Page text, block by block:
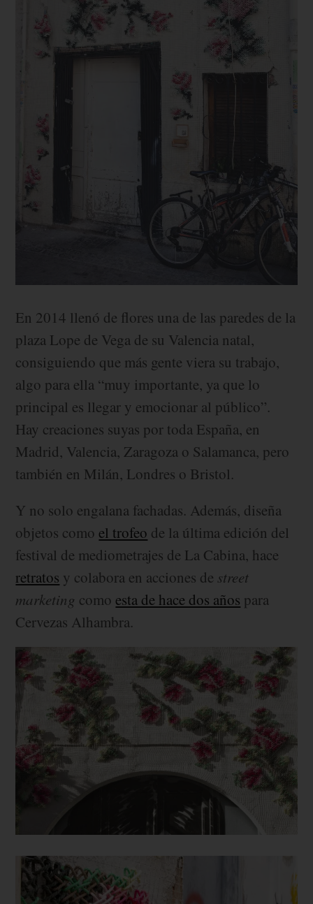
En 2014 llenó de flores una de las paredes de la
plaza Lope de Vega de su Valencia natal,
consiguiendo que más gente viera su trabajo,
algo para ella “muy importante, ya que lo
principal es llegar y emocionar al público”.
Hay creaciones suyas por toda España, en
Madrid, Valencia, Zaragoza o Salamanca, pero
también en Milán, Londres o Bristol.
Y no solo engalana fachadas. Además, diseña
objetos como el trofeo de la última edición del
festival de mediometrajes de La Cabina, hace
retratos y colabora en acciones de street
marketing como esta de hace dos años para
Cervezas Alhambra.